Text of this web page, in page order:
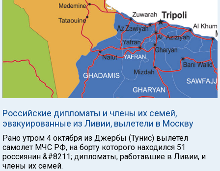
Российские дипломаты и члены их семей,
эвакуированные из Ливии, вылетели в Москву
Рано утром 4 октября из Джербы (Тунис) вылетел
самолет МЧС РФ, на борту которого находился 51
россиянин &#8211; дипломаты, работавшие в Ливии, и
члены их семей.